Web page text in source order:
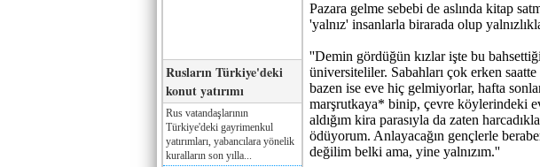
Rusların Türkiye'deki
konut yatırımı
Rus vatandaşlarının
Türkiye'deki gayrimenkul
yatırımları, yabancılara yönelik
kuralların son yılla...
Pazara gelme sebebi de aslında kitap
'yalnız' insanlarla birarada olup
''Demin gördüğün kızlar işte bu
üniversiteliler. Sabahları çok erken
bazen ise eve hiç gelmiyorlar, hafta
marşrutkaya* binip, çevre köylerindeki
aldığım kira parasıyla da zaten
ödüyorum. Anlayacağın gençlerle
değilim belki ama, yine yalnızım.''